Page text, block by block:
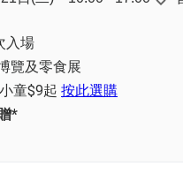
入場
覽及零食展
童$9起 按此選購
*